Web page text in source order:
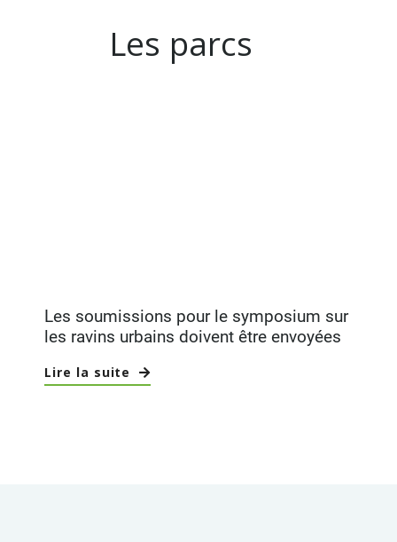
Les parcs
Les soumissions pour le symposium sur
les ravins urbains doivent être envoyées
Lire la suite